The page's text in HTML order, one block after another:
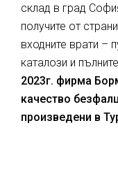
склад в град
получите от
входните врати –
каталози и
2023г. фирма
качество
произведени в